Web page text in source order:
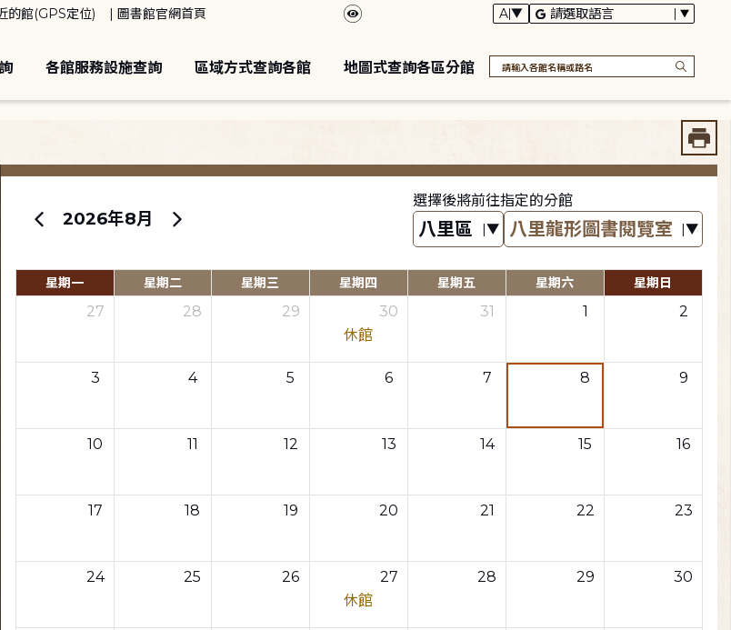
的館(GPS定位) 圖書館官網首頁
各館服務設施查詢 區域方式查詢各館 地圖式查詢各區分館
2026年8月
選擇後將前往指定的分館
星期一 星期二 星期三 星期四 星期五 星期六 星期日
27 28 29
30
休館
31 1 2
3 4 5 6 7 8 9
10 11 12 13 14 15 16
17 18 19 20 21 22 23
24 25 26
27
休館
28 29 30